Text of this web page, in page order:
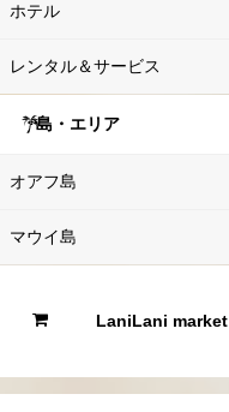
ホテル
レンタル＆サービス
島・エリア
オアフ島
マウイ島
LaniLani market